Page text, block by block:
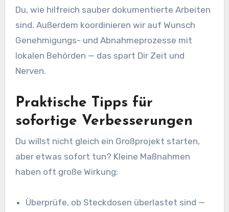
Du, wie hilfreich sauber dokumentierte Arbeiten
sind. Außerdem koordinieren wir auf Wunsch
Genehmigungs- und Abnahmeprozesse mit
lokalen Behörden — das spart Dir Zeit und
Nerven.
Praktische Tipps für
sofortige Verbesserungen
Du willst nicht gleich ein Großprojekt starten,
aber etwas sofort tun? Kleine Maßnahmen
haben oft große Wirkung:
Überprüfe, ob Steckdosen überlastet sind —